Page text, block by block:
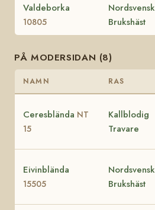
Valdeborka
10805
Nordsvensk
Brukshäst
PÅ MODERSIDAN (8)
NAMN RAS
Ceresblända NT
15
Kallblodig
Travare
Eivinblända
15505
Nordsvensk
Brukshäst